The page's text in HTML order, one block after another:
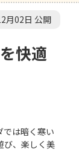
月02日 公開
快適
では暗く寒い
び、楽しく美